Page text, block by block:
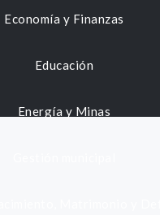
Economía y Finanzas
Educación
Energía y Minas